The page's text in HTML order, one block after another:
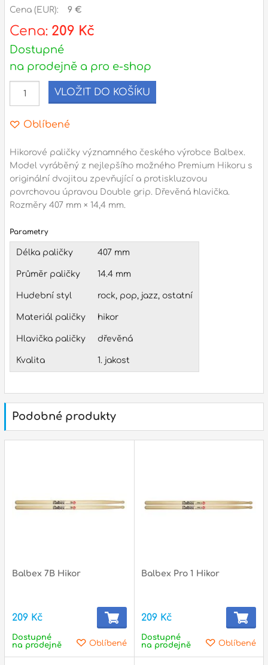
Adresa
Seifertova 69,
Praha 3 - 130 00 (
gsm.: +420 777 888 408
gsm.: +420 777 888 088
email: prodejna@bici.cz
Otevírací doba
pondělí – pátek :10:00 – 18:00
sobota :
neděle :ZAVŘENO
státní svátky :ZAVŘENO
Cena (EUR):
9 €
Cena: 209 Kč
Dostupné
na prodejně a pro e-shop
VLOŽIT DO KOŠÍKU
Oblíbené
Hikorové paličky významného českého výrobce Balbex.
Model vyráběný z nejlepšího možného Premium Hikoru s
originální dvojitou zpevňující a protiskluzovou
povrchovou úpravou Double grip. Dřevěná hlavička.
Rozměry 407 mm × 14,4 mm.
Parametry
Délka paličky 407 mm
Průměr paličky 14.4 mm
Hudební styl rock, pop, jazz, ostatní
Materiál paličky hikor
Hlavička paličky dřevěná
Kvalita 1. jakost
Podobné produkty
Balbex 7B Hikor
209 Kč
Oblíbené
Dostupné
na prodejně
Balbex Pro 1 Hikor
209 Kč
Oblíbené
Dostupné
na prodejně